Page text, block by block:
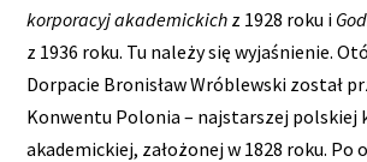
korporacyj akademickich z 1928 roku i
z 1936 roku. Tu należy się wyjaśnienie.
Dorpacie Bronisław Wróblewski został
Konwentu Polonia – najstarszej polskiej
akademickiej, założonej w 1828 roku. Po